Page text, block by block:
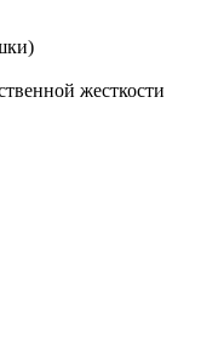
жесткости